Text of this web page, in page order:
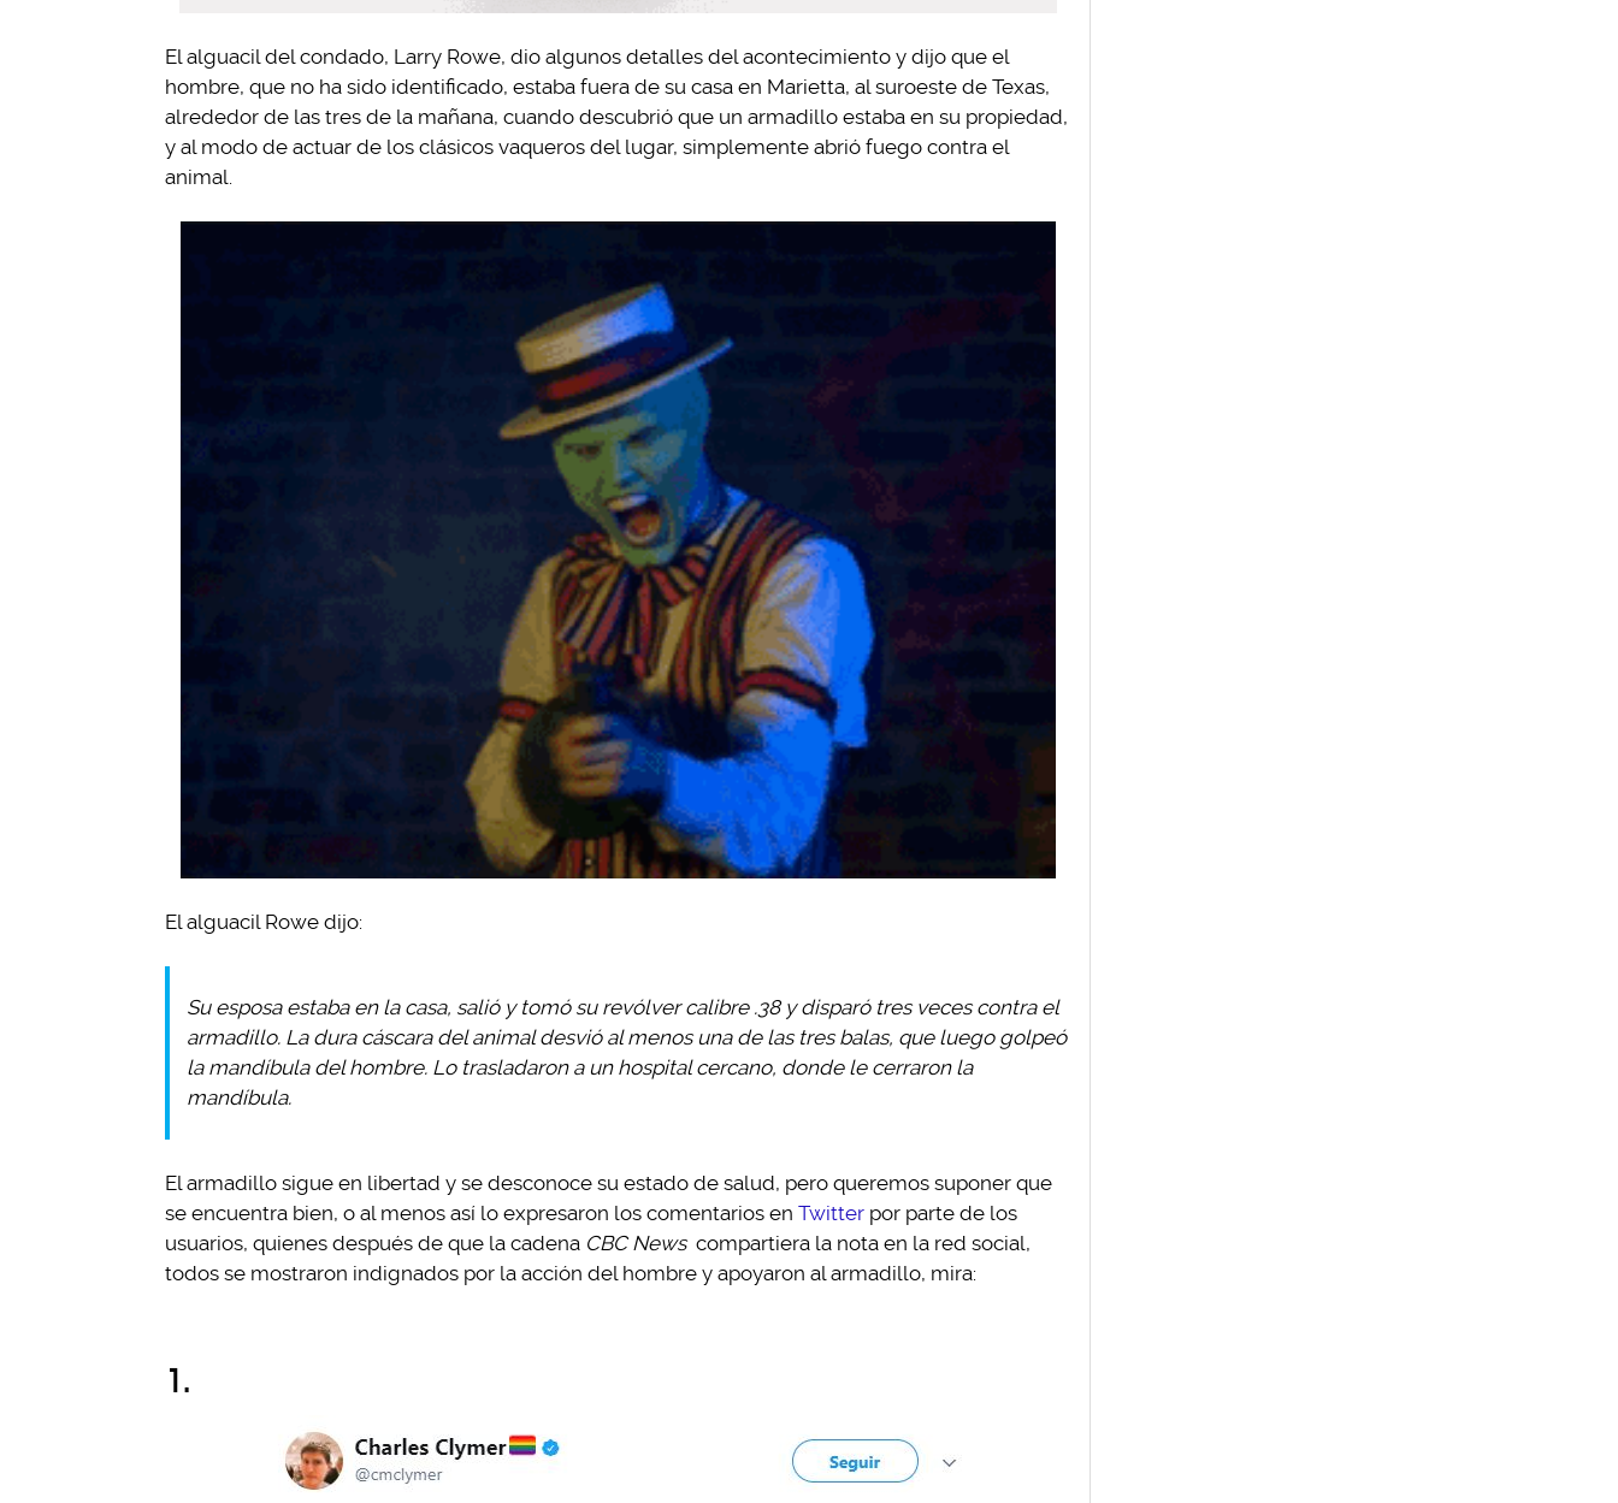
El alguacil del condado, Larry Rowe, dio algunos detalles del acontecimiento y dijo que el
hombre, que no ha sido identificado, estaba fuera de su casa en Marietta, al suroeste de Texas,
alrededor de las tres de la mañana, cuando descubrió que un armadillo estaba en su propiedad,
y al modo de actuar de los clásicos vaqueros del lugar, simplemente abrió fuego contra el
animal.
El alguacil Rowe dijo:
Su esposa estaba en la casa, salió y tomó su revólver calibre .38 y disparó tres veces contra el
armadillo. La dura cáscara del animal desvió al menos una de las tres balas, que luego golpeó
la mandíbula del hombre. Lo trasladaron a un hospital cercano, donde le cerraron la
mandíbula.
El armadillo sigue en libertad y se desconoce su estado de salud, pero queremos suponer que
se encuentra bien, o al menos así lo expresaron los comentarios en Twitter por parte de los
usuarios, quienes después de que la cadena CBC News compartiera la nota en la red social,
todos se mostraron indignados por la acción del hombre y apoyaron al armadillo, mira:
1.